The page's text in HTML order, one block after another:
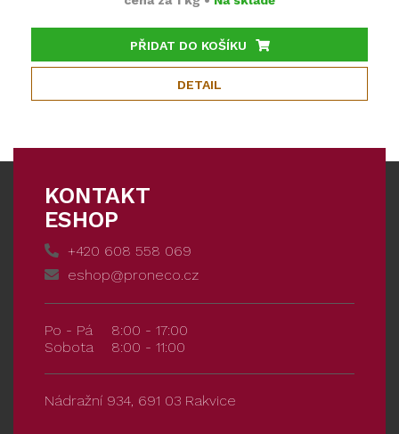
PŘIDAT DO KOŠÍKU
DETAIL
KONTAKT
ESHOP
+420 608 558 069
eshop@proneco.cz
Po - Pá
8:00 - 17:00
Sobota
8:00 - 11:00
Nádražní 934, 691 03 Rakvice